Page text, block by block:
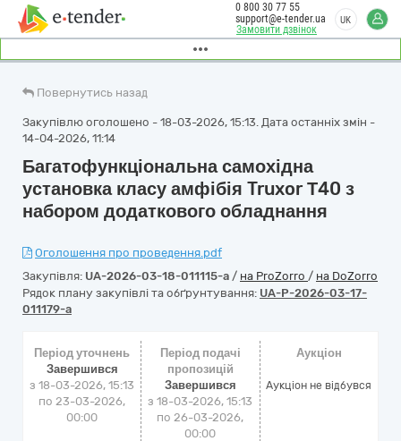
Замовити дзвінок
0 800 30 77 55
support@e-tender.ua
UK
Повернутись назад
Закупівлю оголошено - 18-03-2026, 15:13. Дата останніх змін -
14-04-2026, 11:14
Багатофункціональна самохідна
установка класу амфібія Truxor Т40 з
набором додаткового обладнання
Оголошення про проведення.pdf
Закупівля: UA-2026-03-18-011115-a / на ProZorro / на DoZorro
Рядок плану закупівлі та обґрунтування: UA-P-2026-03-17-
011179-a
Період уточнень
Завершився
з 18-03-2026, 15:13
по 23-03-2026,
00:00
Період подачі
пропозицій
Завершився
з 18-03-2026, 15:13
по 26-03-2026,
00:00
Аукціон
Аукціон не відбувся